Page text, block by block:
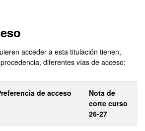
acceder a esta titulación tienen,
diferentes vías de acceso:
de acceso
Nota de
corte curso
26-27